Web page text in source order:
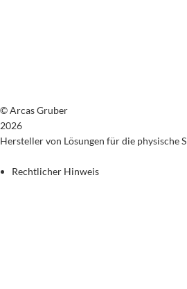
© Arcas Gruber
2026
Hersteller von Lösungen für die physische
Rechtlicher Hinweis